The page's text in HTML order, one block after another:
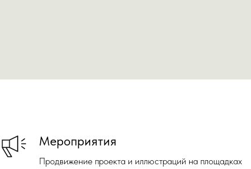
Мероприятия
Продвижение проекта и иллюстраций на площадках